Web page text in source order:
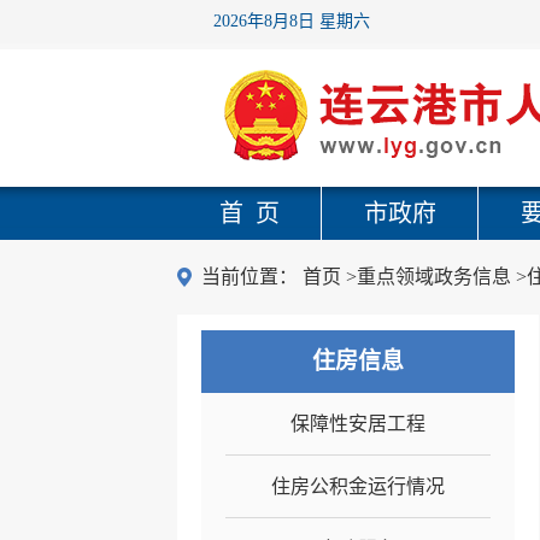
2026年8月8日 星期六
首 页 市政府
当前位置： 首页 >重点领域政务信息 >
住房信息
保障性安居工程
住房公积金运行情况